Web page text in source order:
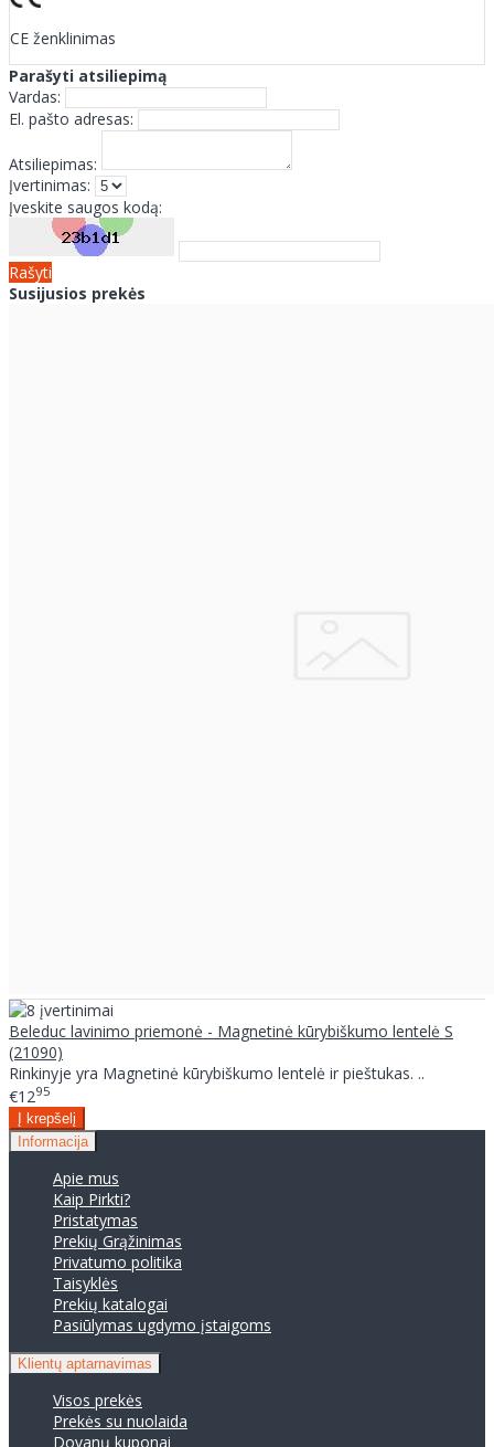
CE ženklinimas
Parašyti atsiliepimą
Vardas:
El. pašto adresas:
Atsiliepimas:
Įvertinimas:
Įveskite saugos kodą:
Rašyti
Susijusios prekės
Beleduc lavinimo priemonė - Magnetinė kūrybiškumo lentelė S
(21090)
Rinkinyje yra Magnetinė kūrybiškumo lentelė ir pieštukas. ..
€1295
Informacija
Apie mus
Kaip Pirkti?
Pristatymas
Prekių Grąžinimas
Privatumo politika
Taisyklės
Prekių katalogai
Pasiūlymas ugdymo įstaigoms
Klientų aptarnavimas
Visos prekės
Prekės su nuolaida
Dovanų kuponai